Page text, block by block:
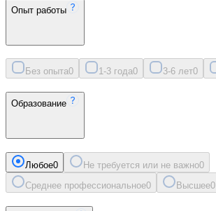
Опыт работы
Без опыта0 1-3 года0 3-6 лет0
Образование
Любое0 Не требуется или не важно0
Среднее профессиональное0 Высшее0